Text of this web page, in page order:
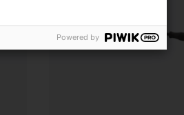
Powered by